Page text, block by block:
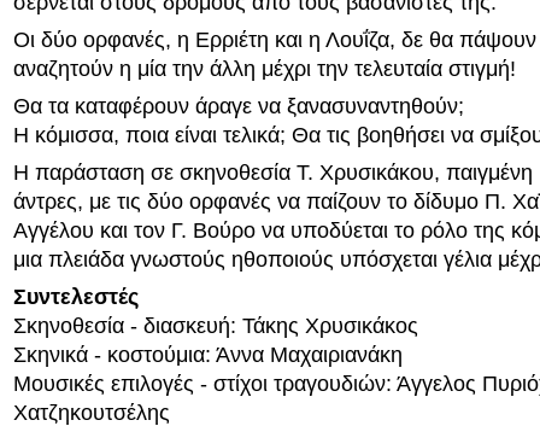
Οι δύο ορφανές, η Ερριέτη και η Λουΐζα, δε θα πάψουν
αναζητούν η μία την άλλη μέχρι την τελευταία στιγμή!
Θα τα καταφέρουν άραγε να ξανασυναντηθούν;
Η κόμισσα, ποια είναι τελικά; Θα τις βοηθήσει να
Η παράσταση σε σκηνοθεσία Τ. Χρυσικάκου,
άντρες, με τις δύο ορφανές να παίζουν το δίδυμο Π.
Αγγέλου και τον Γ. Βούρο να υποδύεται το ρόλο της
μια πλειάδα γνωστούς ηθοποιούς υπόσχεται γέλια
Συντελεστές
Σκηνοθεσία - διασκευή: Τάκης Χρυσικάκος
Σκηνικά - κοστούμια: Άννα Μαχαιριανάκη
Μουσικές επιλογές - στίχοι τραγουδιών: Άγγελος
Χατζηκουτσέλης